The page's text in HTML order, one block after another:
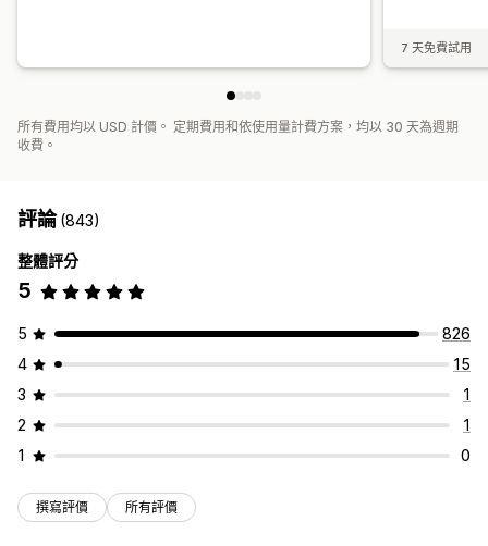
7 天免費試用
所有費用均以 USD 計價。 定期費用和依使用量計費方案，均以 30 天為週期
收費。
評論(843)
整體評分
5
5
826
4
15
3
1
2
1
1
0
撰寫評價 所有評價